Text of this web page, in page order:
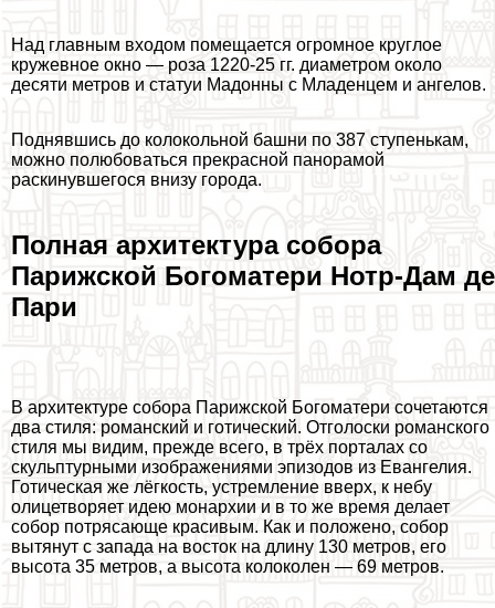
Над главным входом помещается огромное круглое
кружевное окно — роза 1220-25 гг. диаметром около
десяти метров и статуи Мадонны с Младенцем и ангелов.
Поднявшись до колокольной башни по 387 ступенькам,
можно полюбоваться прекрасной панорамой
раскинувшегося внизу города.
Полная архитектура собора
Парижской Богоматери Нотр-Дам де
Пари
В архитектуре собора Парижской Богоматери сочетаются
два стиля: романский и готический. Отголоски романского
стиля мы видим, прежде всего, в трёх порталах со
скульптурными изображениями эпизодов из Евангелия.
Готическая же лёгкость, устремление вверх, к небу
олицетворяет идею монархии и в то же время делает
собор потрясающе красивым. Как и положено, собор
вытянут с запада на восток на длину 130 метров, его
высота 35 метров, а высота колоколен — 69 метров.